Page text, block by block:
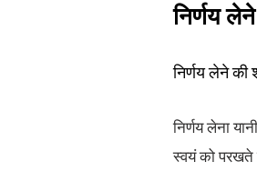
निर्णय
निर्णय लेने की
निर्णय लेना
स्वयं को परखते